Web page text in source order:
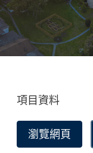
項目資料
瀏覽網頁